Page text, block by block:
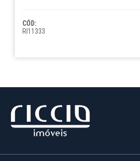
CÓD:
RI11333